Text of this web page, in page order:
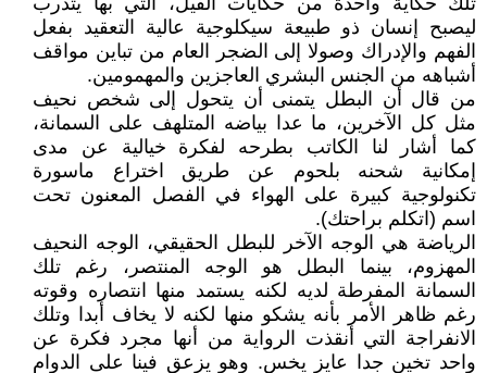
ليصبح إنسان ذو طبيعة سيكلوجية عالية التعقيد بفعل
الفهم والإدراك وصولا إلى الضجر العام من تباين مواقف
أشباهه من الجنس البشري العاجزين والمهمومين.
من قال أن البطل يتمنى أن يتحول إلى شخص نحيف
مثل كل الآخرين، ما عدا بياضه المتلهف على السمانة،
كما أشار لنا الكاتب بطرحه لفكرة خيالية عن مدى
إمكانية شحنه بلحوم عن طريق اختراع ماسورة
تكنولوجية كبيرة على الهواء في الفصل المعنون تحت
اسم (اتكلم براحتك).
الرياضة هي الوجه الآخر للبطل الحقيقي، الوجه النحيف
المهزوم، بينما البطل هو الوجه المنتصر، رغم تلك
السمانة المفرطة لديه لكنه يستمد منها انتصاره وقوته
رغم ظاهر الأمر بأنه يشكو منها لكنه لا يخاف أبدا وتلك
الانفراجة التي أنقذت الرواية من أنها مجرد فكرة عن
واحد تخين جدا عايز يخس. وهو يزعق فينا على الدوام